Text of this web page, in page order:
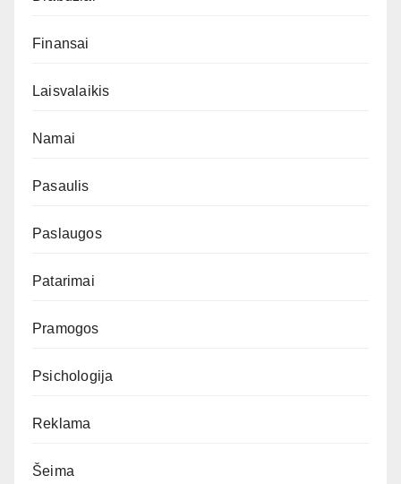
Finansai
Laisvalaikis
Namai
Pasaulis
Paslaugos
Patarimai
Pramogos
Psichologija
Reklama
Šeima